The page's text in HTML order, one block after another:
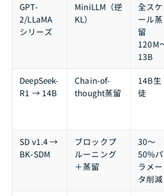
GPT-
2/LLaMA
シリーズ
MiniLLM（逆
KL）
全スケ
ール蒸
留
120M
13B
DeepSeek-
R1 → 14B
Chain-of-
thought蒸留
14B生
徒
SD v1.4 →
BK-SDM
ブロックプ
ルーニング
＋蒸留
30〜
50%パ
ラメー
タ削減